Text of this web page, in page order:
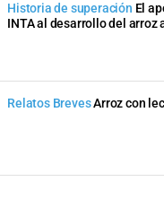
Historia de superación El
INTA al desarrollo del arroz
Relatos BrevesArroz con